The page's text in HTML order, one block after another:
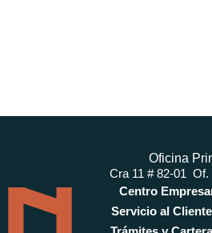
Oficina
Cra 11 # 82-01 Of.
Centro
Servicio al Cliente